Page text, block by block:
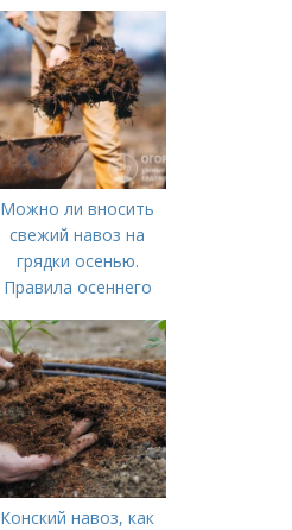
Можно ли вносить
свежий навоз на
грядки осенью.
Правила осеннего
Конский навоз, как